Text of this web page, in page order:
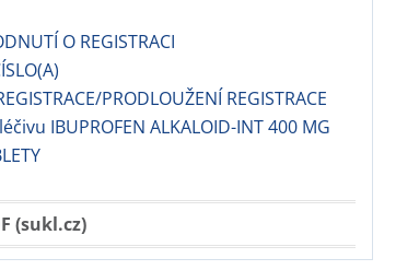
O REGISTRACI
PRODLOUŽENÍ REGISTRACE
IBUPROFEN ALKALOID-INT 400 MG
(sukl.cz)